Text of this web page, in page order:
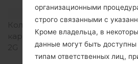
Сеть и
Количество мест для сим
карты
1
2G
GSM
MHz
организационными
строго связанными с
Кроме владельца, в
данные могут быть
типам ответственных лиц,